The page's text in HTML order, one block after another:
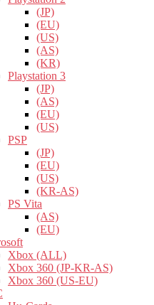
(JP)
(EU)
(US)
(AS)
(KR)
Playstation 3
(JP)
(AS)
(EU)
(US)
PSP
(JP)
(EU)
(US)
(KR-AS)
PS Vita
(AS)
(EU)
Xbox (ALL)
Xbox 360 (JP-KR-AS)
Xbox 360 (US-EU)